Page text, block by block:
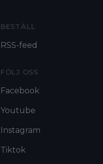
BESTÄLL
RSS-feed
FÖLJ OSS
Facebook
Youtube
Instagram
Tiktok